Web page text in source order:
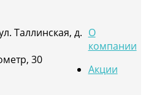
Таллинская, д.
30
О
компании
Акции